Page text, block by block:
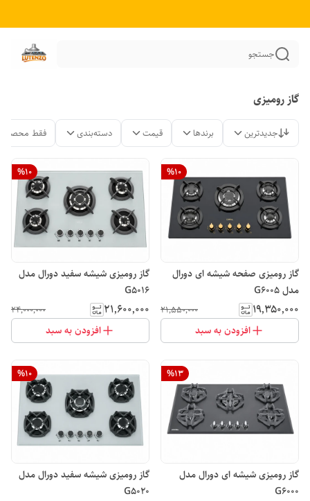
جستجو
گاز رومیزی
جدیدترین برندها قیمت دسته‌بندی فقط
%10
گاز رومیزی صفحه شیشه ای دورال
مدل G6005
۱۹٬۳۵۰٬۰۰۰ ۲۱٬۵۵۰٬۰۰۰
افزودن به سبد
%10
گاز رومیزی شیشه سفید دورال مدل
G5016
۲۱٬۶۰۰٬۰۰۰ ۲۴٬۰۰۰٬۰۰۰
افزودن به سبد
%13
گاز رومیزی شیشه ای دورال مدل
G6000
%10
گاز رومیزی شیشه سفید دورال مدل
G5020